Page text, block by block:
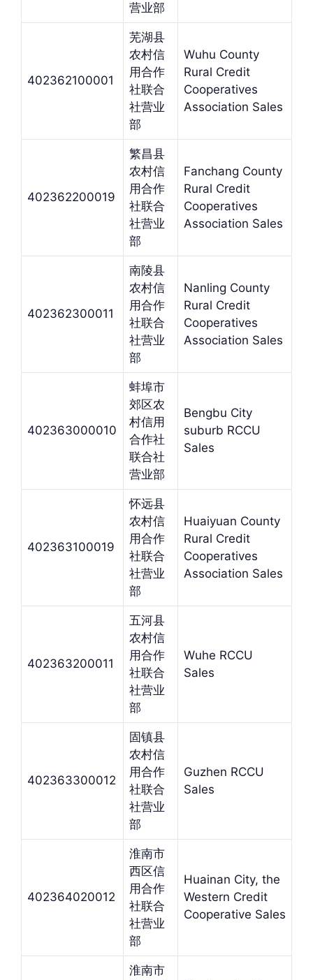
营业部
402362100001
芜湖县
农村信
用合作
社联合
社营业
部
Wuhu County
Rural Credit
Cooperatives
Association Sales
402362200019
繁昌县
农村信
用合作
社联合
社营业
部
Fanchang County
Rural Credit
Cooperatives
Association Sales
402362300011
南陵县
农村信
用合作
社联合
社营业
部
Nanling County
Rural Credit
Cooperatives
Association Sales
402363000010
蚌埠市
郊区农
村信用
合作社
联合社
营业部
Bengbu City
suburb RCCU
Sales
402363100019
怀远县
农村信
用合作
社联合
社营业
部
Huaiyuan County
Rural Credit
Cooperatives
Association Sales
402363200011
五河县
农村信
用合作
社联合
社营业
部
Wuhe RCCU
Sales
402363300012
固镇县
农村信
用合作
社联合
社营业
部
Guzhen RCCU
Sales
402364020012
淮南市
西区信
用合作
社联合
社营业
部
Huainan City, the
Western Credit
Cooperative Sales
淮南市